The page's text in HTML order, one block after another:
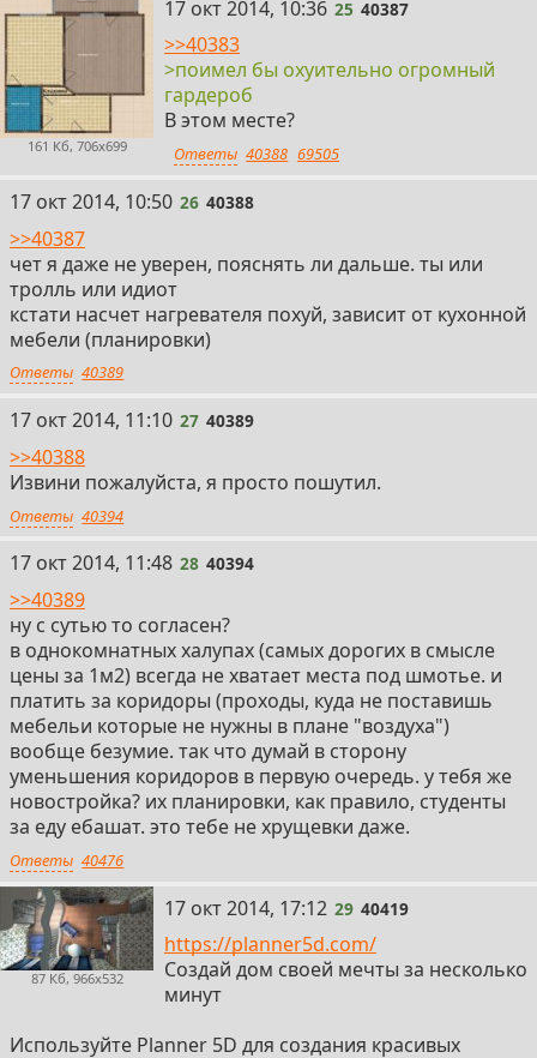
161 Кб, 706x699
25
17 окт 2014, 10:36 25 40387
>>40383
>поимел бы охуительно огромный
гардероб
В этом месте?
Ответы 40388 69505
26
17 окт 2014, 10:50 26 40388
>>40387
чет я даже не уверен, пояснять ли дальше. ты или
тролль или идиот
кстати насчет нагревателя похуй, зависит от кухонной
мебели (планировки)
Ответы 40389
27
17 окт 2014, 11:10 27 40389
>>40388
Извини пожалуйста, я просто пошутил.
Ответы 40394
28
17 окт 2014, 11:48 28 40394
>>40389
ну с сутью то согласен?
в однокомнатных халупах (самых дорогих в смысле
цены за 1м2) всегда не хватает места под шмотье. и
платить за коридоры (проходы, куда не поставишь
мебельи которые не нужны в плане "воздуха")
вообще безумие. так что думай в сторону
уменьшения коридоров в первую очередь. у тебя же
новостройка? их планировки, как правило, студенты
за еду ебашат. это тебе не хрущевки даже.
Ответы 40476
87 Кб, 966x532
29
17 окт 2014, 17:12 29 40419
https://planner5d.com/
Создай дом своей мечты за несколько
минут
Используйте Planner 5D для создания красивых